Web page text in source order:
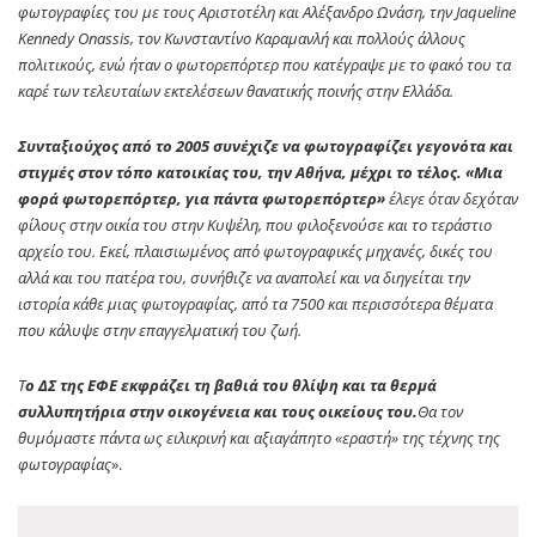
φωτογραφίες του με τους Αριστοτέλη και Αλέξανδρο Ωνάση, την Jaqueline
Kennedy Onassis, τον Κωνσταντίνο Καραμανλή και πολλούς άλλους
πολιτικούς, ενώ ήταν ο φωτορεπόρτερ που κατέγραψε με το φακό του τα
καρέ των τελευταίων εκτελέσεων θανατικής ποινής στην Ελλάδα.
Συνταξιούχος από το 2005 συνέχιζε να φωτογραφίζει γεγονότα και
στιγμές στον τόπο κατοικίας του, την Αθήνα, μέχρι το τέλος. «Μια
φορά φωτορεπόρτερ, για πάντα φωτορεπόρτερ»έλεγε όταν δεχόταν
φίλους στην οικία του στην Κυψέλη, που φιλοξενούσε και το τεράστιο
αρχείο του. Εκεί, πλαισιωμένος από φωτογραφικές μηχανές, δικές του
αλλά και του πατέρα του, συνήθιζε να αναπολεί και να διηγείται την
ιστορία κάθε μιας φωτογραφίας, από τα 7500 και περισσότερα θέματα
που κάλυψε στην επαγγελματική του ζωή.
Το ΔΣ της ΕΦΕ εκφράζει τη βαθιά του θλίψη και τα θερμά
συλλυπητήρια στην οικογένεια και τους οικείους του.Θα τον
θυμόμαστε πάντα ως ειλικρινή και αξιαγάπητο «εραστή» της τέχνης της
φωτογραφίας».